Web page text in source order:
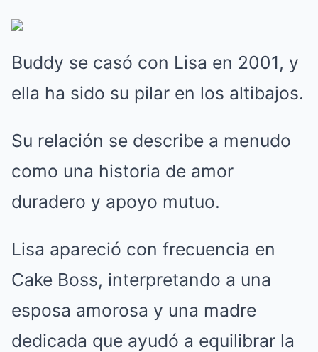
Buddy se casó con Lisa en 2001, y
ella ha sido su pilar en los altibajos.
Su relación se describe a menudo
como una historia de amor
duradero y apoyo mutuo.
Lisa apareció con frecuencia en
Cake Boss, interpretando a una
esposa amorosa y una madre
dedicada que ayudó a equilibrar la